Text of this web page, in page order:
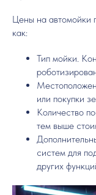
Цены на автомойки
как:
Тип мойки.
или покупки
Количество
тем выше
систем для
других